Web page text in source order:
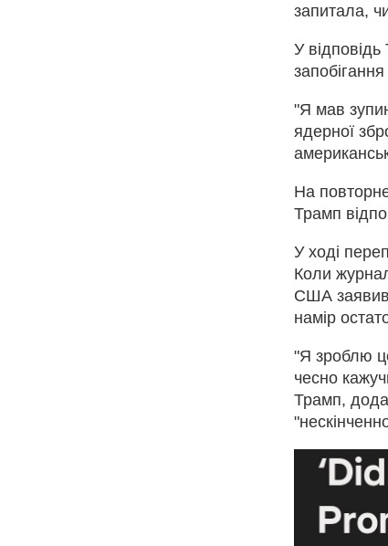
запитала,
У
"Я мав
ядерної
На
Трамп
У ході
Коли
США
намір
"Я зроблю
чесно
Трамп,